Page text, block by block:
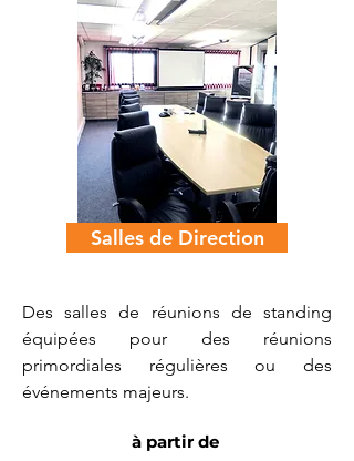
Salles de Direction
Des salles de réunions de standing
équipées pour des réunions
primordiales régulières ou des
événements majeurs.
à partir de